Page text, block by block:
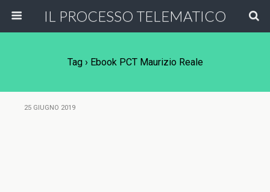
IL PROCESSO TELEMATICO
Tag › Ebook PCT Maurizio Reale
25 GIUGNO 2019